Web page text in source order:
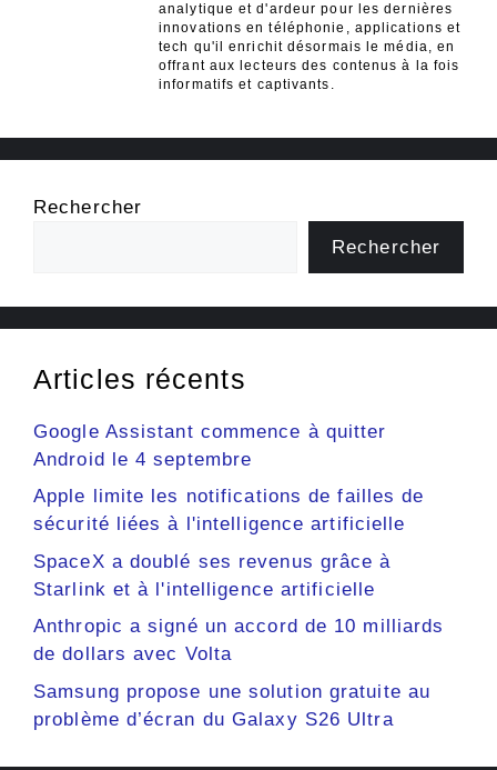
analytique et d'ardeur pour les dernières
innovations en téléphonie, applications et
tech qu'il enrichit désormais le média, en
offrant aux lecteurs des contenus à la fois
informatifs et captivants.
Rechercher
Rechercher
Articles récents
Google Assistant commence à quitter
Android le 4 septembre
Apple limite les notifications de failles de
sécurité liées à l'intelligence artificielle
SpaceX a doublé ses revenus grâce à
Starlink et à l'intelligence artificielle
Anthropic a signé un accord de 10 milliards
de dollars avec Volta
Samsung propose une solution gratuite au
problème d’écran du Galaxy S26 Ultra